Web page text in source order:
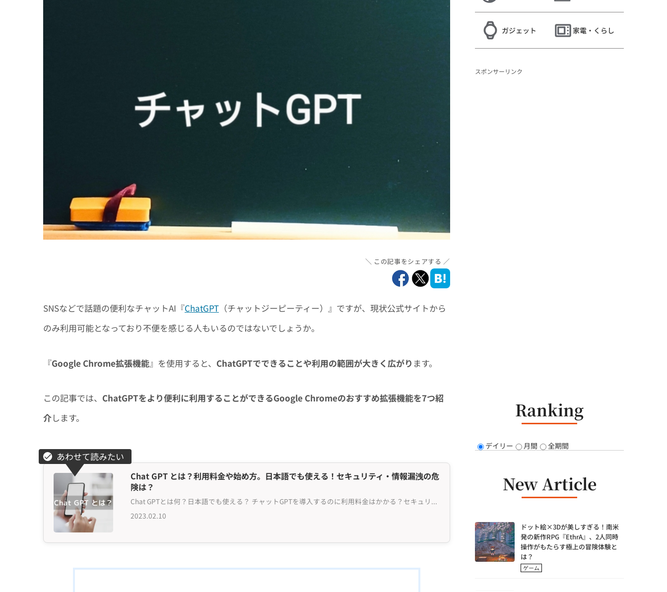
この記事をシェアする
SNSなどで話題の便利なチャットAI『ChatGPT （チャットジーピーティー）』ですが、現状公式サイトから
のみ利用可能となっており不便を感じる人もいるのではないでしょうか。
『Google Chrome拡張機能』を使用すると、 ChatGPTでできることや利用の範囲が大きく広がり ます。
この記事では、 ChatGPTをより便利に利用することができるGoogle Chromeのおすすめ拡張機能を7つ紹
介します。
2023.02.10
Chat GPT とは？利用料金や始め方。日本語でも使える！セキュリティ・情報漏洩の危
険は？
Chat GPTとは何？日本語でも使える？ チャットGPTを導入するのに利用料金はかかる？セキュリティの問題は？ 2023年2月7日。米マイクロソフト社が、OPEN AI社によって開発された人工知能（AI）を使ったチャットボット『Chat GPT（チャットジーピーティー／チャッ...
ガジェット 家電・くらし
スポンサーリンク
Ranking
デイリー 月間 全期間
New Article
ドット絵×3Dが美しすぎる！南米
発の新作RPG『EthrA』、2人同時
操作がもたらす極上の冒険体験と
は？
ゲーム